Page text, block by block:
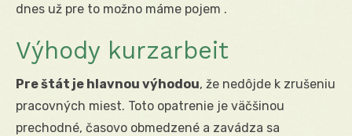
dnes už pre to možno máme pojem .
Výhody kurzarbeit
Pre štát je hlavnou výhodou, že nedôjde k zrušeniu
pracovných miest. Toto opatrenie je väčšinou
prechodné, časovo obmedzené a zavádza sa